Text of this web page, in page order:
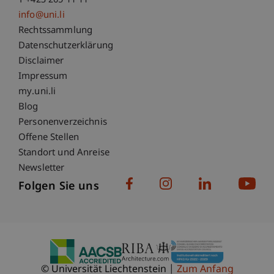
info@uni.li
Fußzeile Rechtliche Hinweise
Rechtssammlung
Datenschutzerklärung
Disclaimer
Impressum
Fußzeile Subdomain-Verzeichnis
my.uni.li
Blog
Personenverzeichnis
Offene Stellen
Standort und Anreise
Newsletter
Folgen Sie uns
© Universität Liechtenstein Zum Anfang